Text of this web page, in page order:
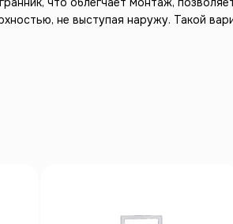
не выступая наружу. Такой